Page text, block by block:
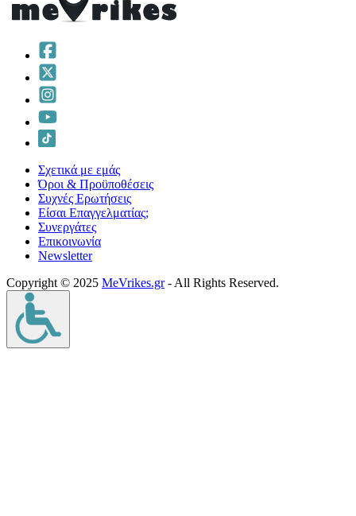
Σχετικά με εμάς
Όροι & Προϋποθέσεις
Συχνές Ερωτήσεις
Είσαι Επαγγελματίας;
Συνεργάτες
Επικοινωνία
Νewsletter
Copyright © 2025 MeVrikes.gr- All Rights Reserved.